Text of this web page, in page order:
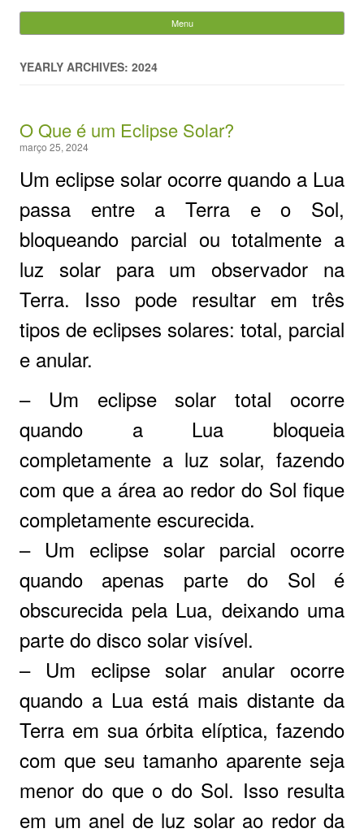
Evandro Legramonte
Menu
YEARLY ARCHIVES: 2024
O Que é um Eclipse Solar?
março 25, 2024
Um eclipse solar ocorre quando a Lua
passa entre a Terra e o Sol,
bloqueando parcial ou totalmente a
luz solar para um observador na
Terra. Isso pode resultar em três
tipos de eclipses solares: total, parcial
e anular.
– Um eclipse solar total ocorre
quando a Lua bloqueia
completamente a luz solar, fazendo
com que a área ao redor do Sol fique
completamente escurecida.
– Um eclipse solar parcial ocorre
quando apenas parte do Sol é
obscurecida pela Lua, deixando uma
parte do disco solar visível.
– Um eclipse solar anular ocorre
quando a Lua está mais distante da
Terra em sua órbita elíptica, fazendo
com que seu tamanho aparente seja
menor do que o do Sol. Isso resulta
em um anel de luz solar ao redor da